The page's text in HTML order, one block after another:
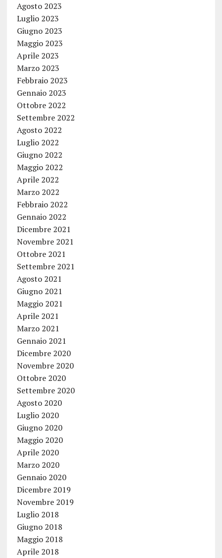
Agosto 2023
Luglio 2023
Giugno 2023
Maggio 2023
Aprile 2023
Marzo 2023
Febbraio 2023
Gennaio 2023
Ottobre 2022
Settembre 2022
Agosto 2022
Luglio 2022
Giugno 2022
Maggio 2022
Aprile 2022
Marzo 2022
Febbraio 2022
Gennaio 2022
Dicembre 2021
Novembre 2021
Ottobre 2021
Settembre 2021
Agosto 2021
Giugno 2021
Maggio 2021
Aprile 2021
Marzo 2021
Gennaio 2021
Dicembre 2020
Novembre 2020
Ottobre 2020
Settembre 2020
Agosto 2020
Luglio 2020
Giugno 2020
Maggio 2020
Aprile 2020
Marzo 2020
Gennaio 2020
Dicembre 2019
Novembre 2019
Luglio 2018
Giugno 2018
Maggio 2018
Aprile 2018